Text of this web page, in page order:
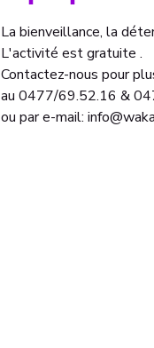
La bienveillance, la
L'activité est gratuite .
Contactez-nous pour
au 0477/69.52.16 &
ou par e-mail: